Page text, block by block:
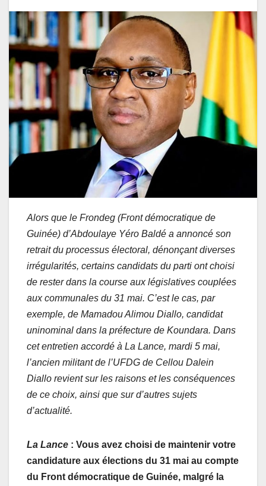
Alors que le Frondeg (Front démocratique de
Guinée) d’Abdoulaye Yéro Baldé a annoncé son
retrait du processus électoral, dénonçant diverses
irrégularités, certains candidats du parti ont choisi
de rester dans la course aux législatives couplées
aux communales du 31 mai. C’est le cas, par
exemple, de Mamadou Alimou Diallo, candidat
uninominal dans la préfecture de Koundara. Dans
cet entretien accordé à La Lance, mardi 5 mai,
l’ancien militant de l’UFDG de Cellou Dalein
Diallo revient sur les raisons et les conséquences
de ce choix, ainsi que sur d’autres sujets
d’actualité.
La Lance : Vous avez choisi de maintenir votre
candidature aux élections du 31 mai au compte
du Front démocratique de Guinée, malgré la